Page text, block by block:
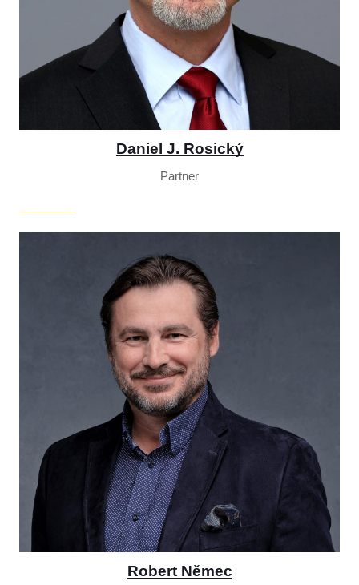
Daniel J. Rosický
Partner
Robert Němec